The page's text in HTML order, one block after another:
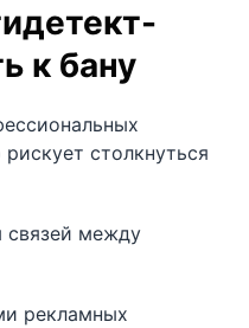
к бану
столкнуться
связей между
рекламных